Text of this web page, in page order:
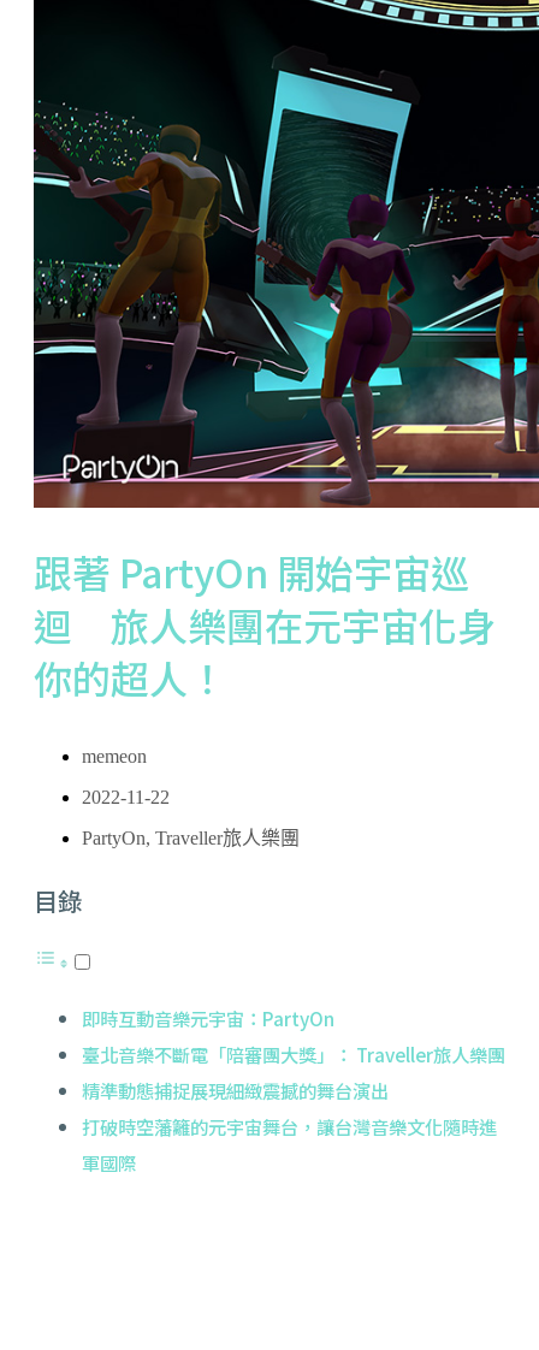
跟著 PartyOn 開始宇宙巡
迴 旅人樂團在元宇宙化身
你的超人！
memeon
2022-11-22
PartyOn, Traveller旅人樂團
目錄
即時互動音樂元宇宙：PartyOn
臺北音樂不斷電「陪審團大獎」： Traveller旅人樂團
精準動態捕捉展現細緻震撼的舞台演出
打破時空藩籬的元宇宙舞台，讓台灣音樂文化隨時進
軍國際